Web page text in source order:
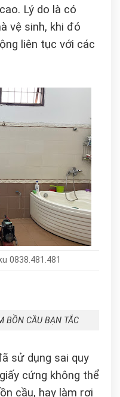
Lý do là có
vệ sinh, khi đó
liên tục với các
0838.481.481
BỒN CẦU BẠN TẮC
sử dụng sai quy
cứng không thể
cầu, hay làm rơi